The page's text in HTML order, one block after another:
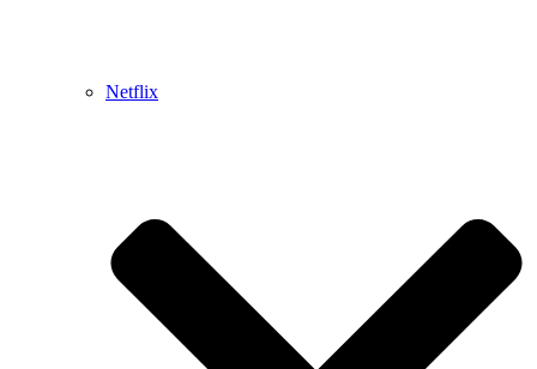
Netflix